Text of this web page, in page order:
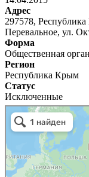
Адрес
297578,
Перевальное, ул.
Форма
Общественная
Регион
Республика Крым
Статус
Исключенные